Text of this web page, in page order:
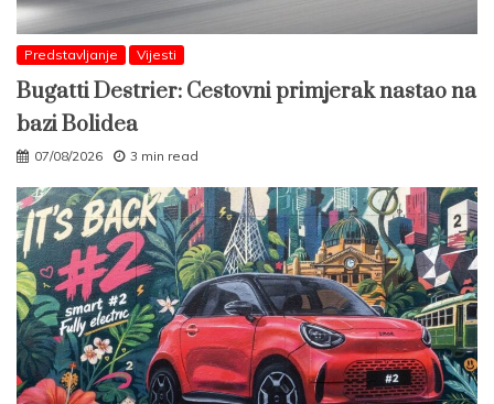
Predstavljanje Vijesti
Bugatti Destrier: Cestovni primjerak nastao na
bazi Bolidea
07/08/2026 3 min read